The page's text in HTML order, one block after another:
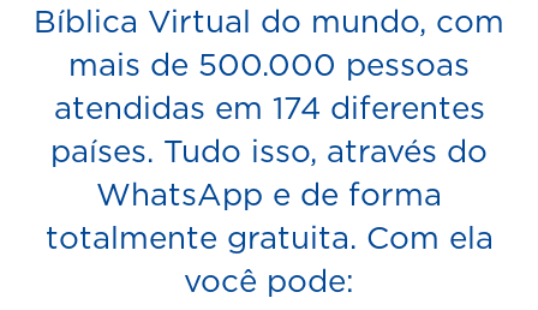
Bíblica Virtual do mundo, com
mais de 500.000 pessoas
atendidas em 174 diferentes
países. Tudo isso, através do
WhatsApp e de forma
totalmente gratuita. Com ela
você pode: